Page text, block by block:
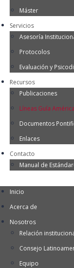
Máster
Servicios
Asesoría
Protocolos
Evaluación y
Recursos
Publicaciones
Líneas Guía América
Documentos
Enlaces
Contacto
Manual de
Inicio
Acerca de
Nosotros
Relación
Consejo
Equipo